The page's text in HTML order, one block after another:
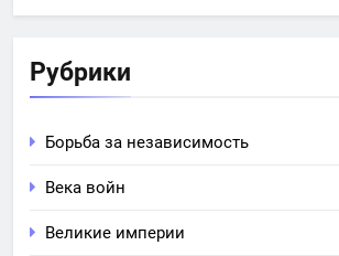
Рубрики
Борьба за независимость
Века войн
Великие империи